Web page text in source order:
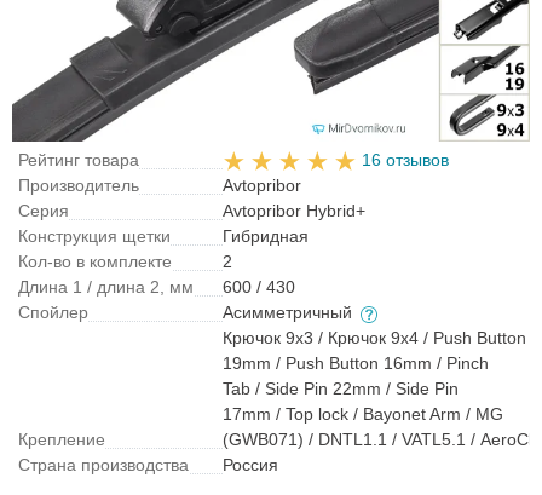
Рейтинг товара
16 отзывов
Производитель
Avtopribor
Серия
Avtopribor Hybrid+
Конструкция щетки
Гибридная
Кол-во в комплекте
2
Длина 1 / длина 2, мм
600 / 430
Спойлер
Асимметричный
Крепление
Крючок 9x3 / Крючок 9x4 / Push Button
19mm / Push Button 16mm / Pinch
Tab / Side Pin 22mm / Side Pin
17mm / Top lock / Bayonet Arm / MG
(GWB071) / DNTL1.1 / VATL5.1 /
Страна производства
Россия